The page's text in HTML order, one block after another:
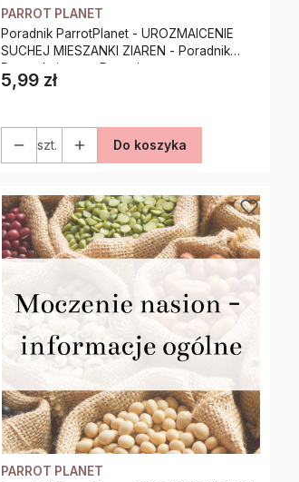
PARROT PLANET
Poradnik ParrotPlanet - UROZMAICENIE
SUCHEJ MIESZANKI ZIAREN - Poradnik
Początkującego Papuziarza
Cena
5,99 zł
szt. Do koszyka
PARROT PLANET